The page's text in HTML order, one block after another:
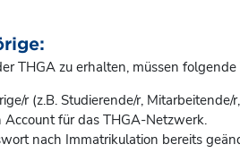
THGA zu erhalten, müssen
r (z.B. Studierende/r, Mitarbeitende/
Account für das THGA-Netzwerk.
nach Immatrikulation bereits